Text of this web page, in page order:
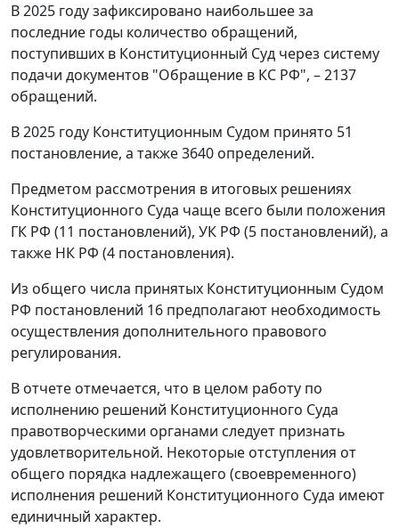
В 2025 году зафиксировано наибольшее за
последние годы количество обращений,
поступивших в Конституционный Суд через систему
подачи документов "Обращение в КС РФ", – 2137
обращений.
В 2025 году Конституционным Судом принято 51
постановление, а также 3640 определений.
Предметом рассмотрения в итоговых решениях
Конституционного Суда чаще всего были положения
ГК РФ (11 постановлений), УК РФ (5 постановлений), а
также НК РФ (4 постановления).
Из общего числа принятых Конституционным Судом
РФ постановлений 16 предполагают необходимость
осуществления дополнительного правового
регулирования.
В отчете отмечается, что в целом работу по
исполнению решений Конституционного Суда
правотворческими органами следует признать
удовлетворительной. Некоторые отступления от
общего порядка надлежащего (своевременного)
исполнения решений Конституционного Суда имеют
единичный характер.